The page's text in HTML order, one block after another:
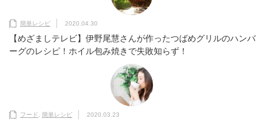
簡単レシピ 2020.04.30
【めざましテレビ】伊野尾慧さんが作ったつばめグリルのハンバ
ーグのレシピ！ホイル包み焼きで失敗知らず！
フード 簡単レシピ 2020.03.23